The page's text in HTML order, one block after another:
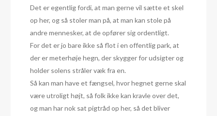
Det er egentlig fordi, at man gerne vil sætte et skel
op her, og så stoler man på, at man kan stole på
andre mennesker, at de opfører sig ordentligt.
For det er jo bare ikke så flot i en offentlig park, at
der er meterhøje hegn, der skygger for udsigter og
holder solens stråler væk fra en.
Så kan man have et fængsel, hvor hegnet gerne skal
være utroligt højt, så folk ikke kan kravle over det,
og man har nok sat pigtråd op her, så det bliver